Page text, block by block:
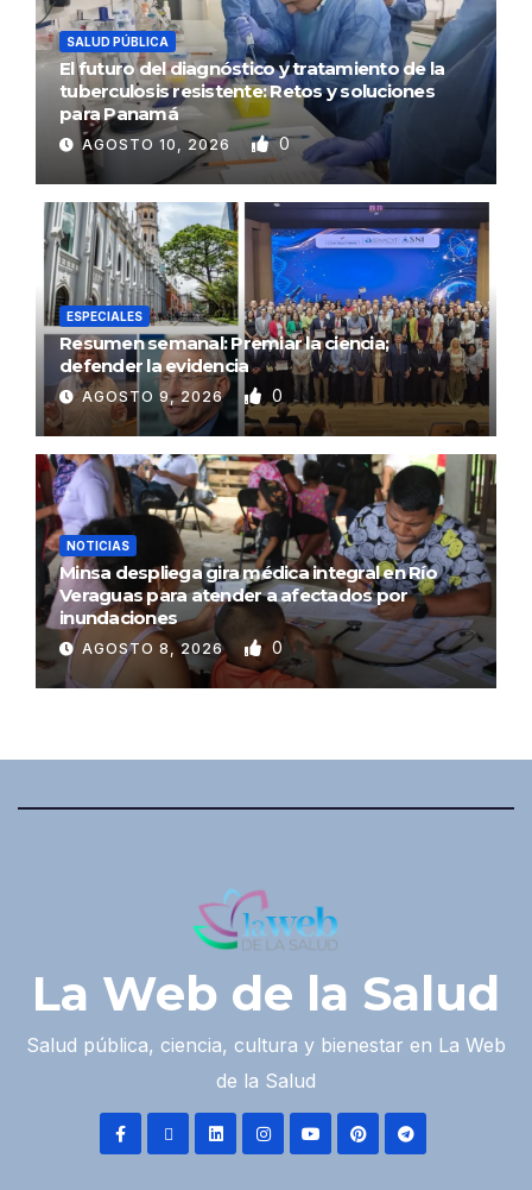
SALUD PÚBLICA
El futuro del diagnóstico y tratamiento de la
tuberculosis resistente: Retos y soluciones
para Panamá
AGOSTO 10, 2026 0
ESPECIALES
Resumen semanal: Premiar la ciencia;
defender la evidencia
AGOSTO 9, 2026 0
NOTICIAS
Minsa despliega gira médica integral en Río
Veraguas para atender a afectados por
inundaciones
AGOSTO 8, 2026 0
La Web de la Salud
Salud pública, ciencia, cultura y bienestar en La Web
de la Salud